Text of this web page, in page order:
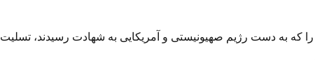
که به دست رژیم صهیونیستی و آمریکایی به شهادت رسیدند، تسلیت